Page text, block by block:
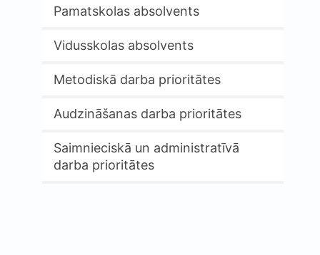
Pamatskolas absolvents
Vidusskolas absolvents
Metodiskā darba prioritātes
Audzināšanas darba prioritātes
Saimnieciskā un administratīvā
darba prioritātes